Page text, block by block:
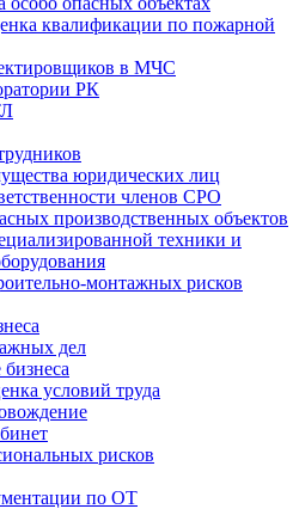
квалификации по пожарной
в МЧС
РК
юридических лиц
членов СРО
производственных объектов
техники и
монтажных рисков
дел
условий труда
рисков
по ОТ